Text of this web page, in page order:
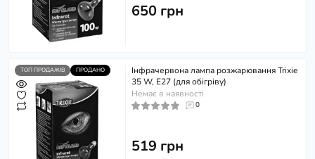
650 грн
ТОП ПРОДАЖІВ ПРОДАНО
Інфрачервона лампа розжарювання Trixie
35 W, E27 (для обігріву)
Немає в наявності
0
519 грн